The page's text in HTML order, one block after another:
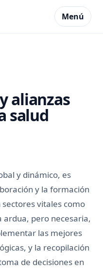
Menú
alianzas
salud
y dinámico, es
y la formación
vitales como
ardua, pero necesaria,
las mejores
y la recopilación
de decisiones en